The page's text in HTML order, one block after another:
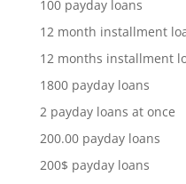
100 payday loans
12 month installment
12 months installment
1800 payday loans
2 payday loans at once
200.00 payday loans
200$ payday loans